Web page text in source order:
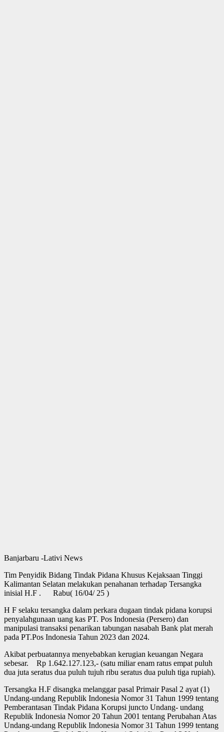
Banjarbaru -Lativi News
Tim Penyidik Bidang Tindak Pidana Khusus Kejaksaan Tinggi
Kalimantan Selatan melakukan penahanan terhadap Tersangka
inisial H.F . Rabu( 16/04/ 25 )
H F selaku tersangka dalam perkara dugaan tindak pidana korupsi
penyalahgunaan uang kas PT. Pos Indonesia (Persero) dan
manipulasi transaksi penarikan tabungan nasabah Bank plat merah
pada PT.Pos Indonesia Tahun 2023 dan 2024.
Akibat perbuatannya menyebabkan kerugian keuangan Negara
sebesar. Rp 1.642.127.123,- (satu miliar enam ratus empat puluh
dua juta seratus dua puluh tujuh ribu seratus dua puluh tiga rupiah).
Tersangka H.F disangka melanggar pasal Primair Pasal 2 ayat (1)
Undang-undang Republik Indonesia Nomor 31 Tahun 1999 tentang
Pemberantasan Tindak Pidana Korupsi juncto Undang- undang
Republik Indonesia Nomor 20 Tahun 2001 tentang Perubahan Atas
Undang-undang Republik Indonesia Nomor 31 Tahun 1999 tentang